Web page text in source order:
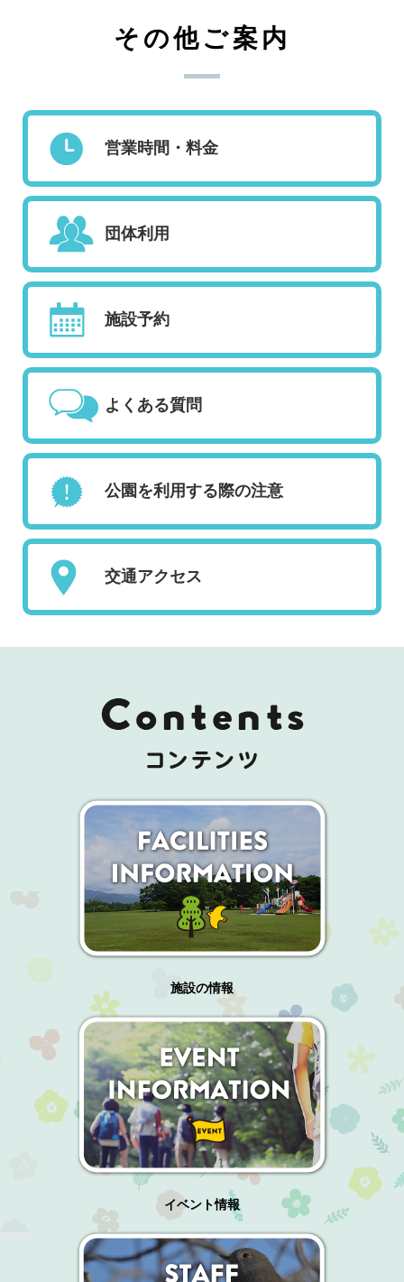
その他ご案内
営業時間・料金
団体利用
施設予約
よくある質問
公園を利用する際の注意
交通アクセス
施設の情報
イベント情報